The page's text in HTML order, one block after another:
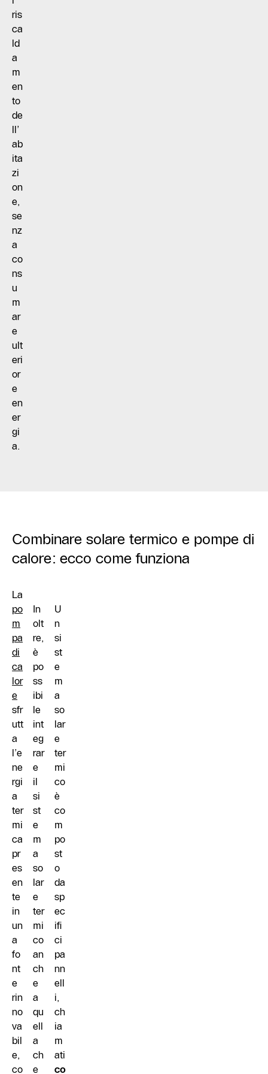
ris
ca
ld
a
m
en
to
de
ll’
ab
ita
zi
on
e,
se
nz
a
co
ns
u
m
ar
e
ult
eri
or
e
en
er
gi
a.
Combinare solare termico e pompe di
calore: ecco come funziona
La
po
m
pa
di
ca
lor
e
sfr
utt
a
l’e
ne
rgi
a
ter
mi
ca
pr
es
en
te
in
un
a
fo
nt
e
rin
no
va
bil
e,
co
In
olt
re,
è
po
ss
ibi
le
int
eg
rar
e
il
si
st
e
m
a
so
lar
e
ter
mi
co
an
ch
e
a
qu
ell
a
ch
e
U
n
si
st
e
m
a
so
lar
e
ter
mi
co
è
co
m
po
st
o
da
sp
ec
ifi
ci
pa
nn
ell
i,
ch
ia
m
ati
co